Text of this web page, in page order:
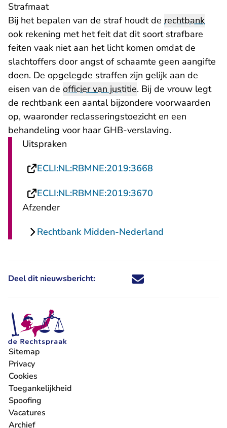
Strafmaat
Bij het bepalen van de straf houdt de rechtbank
ook rekening met het feit dat dit soort strafbare
feiten vaak niet aan het licht komen omdat de
slachtoffers door angst of schaamte geen aangifte
doen. De opgelegde straffen zijn gelijk aan de
eisen van de officier van justitie. Bij de vrouw legt
de rechtbank een aantal bijzondere voorwaarden
op, waaronder reclasseringstoezicht en een
behandeling voor haar GHB-verslaving.
Uitspraken
ECLI:NL:RBMNE:2019:3668
ECLI:NL:RBMNE:2019:3670
Afzender
Rechtbank Midden-Nederland
Deel dit nieuwsbericht: Deel dit nieuwsbericht via X -
Deel dit nieuwsbericht via
Deel dit nieuwsbericht
Deel dit
Sitemap
Privacy
Cookies
Toegankelijkheid
Spoofing
Vacatures
- U verlaat Rechtspraak.nl
Archief